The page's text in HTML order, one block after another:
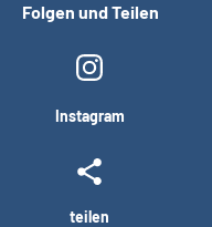
Folgen und Teilen
Instagram
teilen